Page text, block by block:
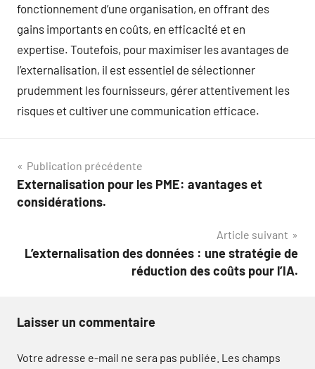
fonctionnement d’une organisation, en offrant des
gains importants en coûts, en efficacité et en
expertise. Toutefois, pour maximiser les avantages de
l’externalisation, il est essentiel de sélectionner
prudemment les fournisseurs, gérer attentivement les
risques et cultiver une communication efficace.
Navigation
de
Publication précédente
Externalisation pour les PME: avantages et
considérations.
Article suivant
L’externalisation des données : une stratégie de
réduction des coûts pour l’IA.
Laisser un commentaire
Votre adresse e-mail ne sera pas publiée. Les champs